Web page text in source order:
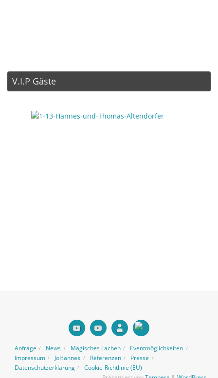
V.I.P Gäste
Anfrage News Magisches Lachen
Eventmöglichkeiten
Impressum
JoHannes Referenzen
Presse
Datenschutzerklärung
Cookie-Richtlinie (EU)